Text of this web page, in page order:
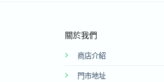
關於我們
商店介紹
門市地址